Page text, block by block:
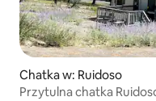
Chatka w: Ruidoso
Przytulna chatka